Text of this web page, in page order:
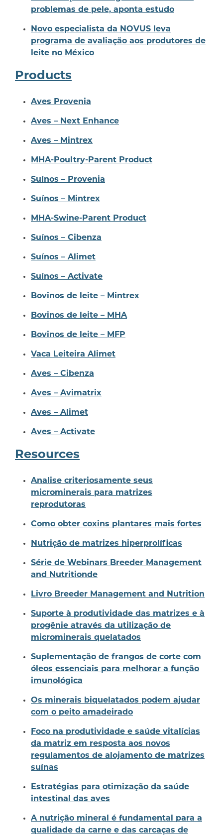
problemas de pele, aponta estudo
Novo especialista da NOVUS leva
programa de avaliação aos produtores de
leite no México
Products
Aves Provenia
Aves – Next Enhance
Aves – Mintrex
MHA-Poultry-Parent Product
Suínos – Provenia
Suínos – Mintrex
MHA-Swine-Parent Product
Suínos – Cibenza
Suínos – Alimet
Suínos – Activate
Bovinos de leite – Mintrex
Bovinos de leite – MHA
Bovinos de leite – MFP
Vaca Leiteira Alimet
Aves – Cibenza
Aves – Avimatrix
Aves – Alimet
Aves – Activate
Resources
Analise criteriosamente seus
microminerais para matrizes
reprodutoras
Como obter coxins plantares mais fortes
Nutrição de matrizes hiperprolíficas
Série de Webinars Breeder Management
and Nutritionde
Livro Breeder Management and Nutrition
Suporte à produtividade das matrizes e à
progênie através da utilização de
microminerais quelatados
Suplementação de frangos de corte com
óleos essenciais para melhorar a função
imunológica
Os minerais biquelatados podem ajudar
com o peito amadeirado
Foco na produtividade e saúde vitalícias
da matriz em resposta aos novos
regulamentos de alojamento de matrizes
suínas
Estratégias para otimização da saúde
intestinal das aves
A nutrição mineral é fundamental para a
qualidade da carne e das carcaças de